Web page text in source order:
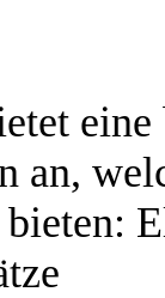
an,